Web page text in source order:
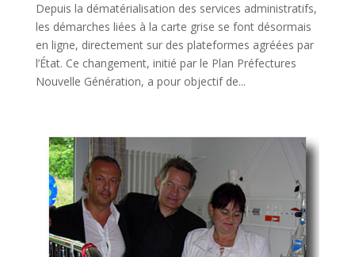
Depuis la dématérialisation des services administratifs,
les démarches liées à la carte grise se font désormais
en ligne, directement sur des plateformes agréées par
l’État. Ce changement, initié par le Plan Préfectures
Nouvelle Génération, a pour objectif de...